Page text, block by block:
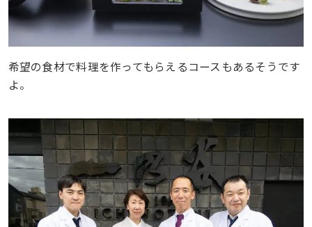
希望の食材で料理を作ってもらえるコースもあるそうです
よ。